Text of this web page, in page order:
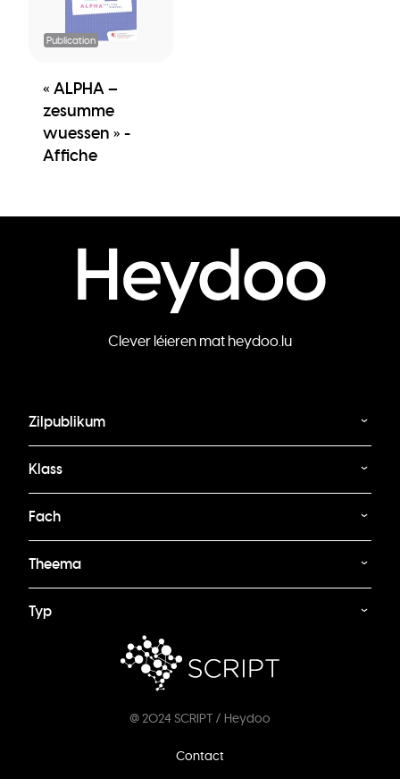
Publication
« ALPHA –
zesumme
wuessen » -
Affiche
Clever léieren mat heydoo.lu
Zilpublikum
Klass
Fach
Theema
Typ
@ 2024 SCRIPT / Heydoo
Contact